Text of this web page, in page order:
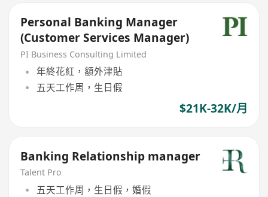
Personal Banking Manager
(Customer Services Manager)
PI Business Consulting Limited
年終花紅，額外津貼
五天工作周，生日假
$21K-32K/月
Banking Relationship manager
Talent Pro
五天工作周，生日假，婚假